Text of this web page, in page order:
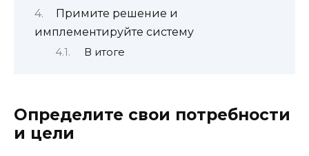
Примите решение и
имплементируйте систему
В итоге
Определите свои потребности
и цели